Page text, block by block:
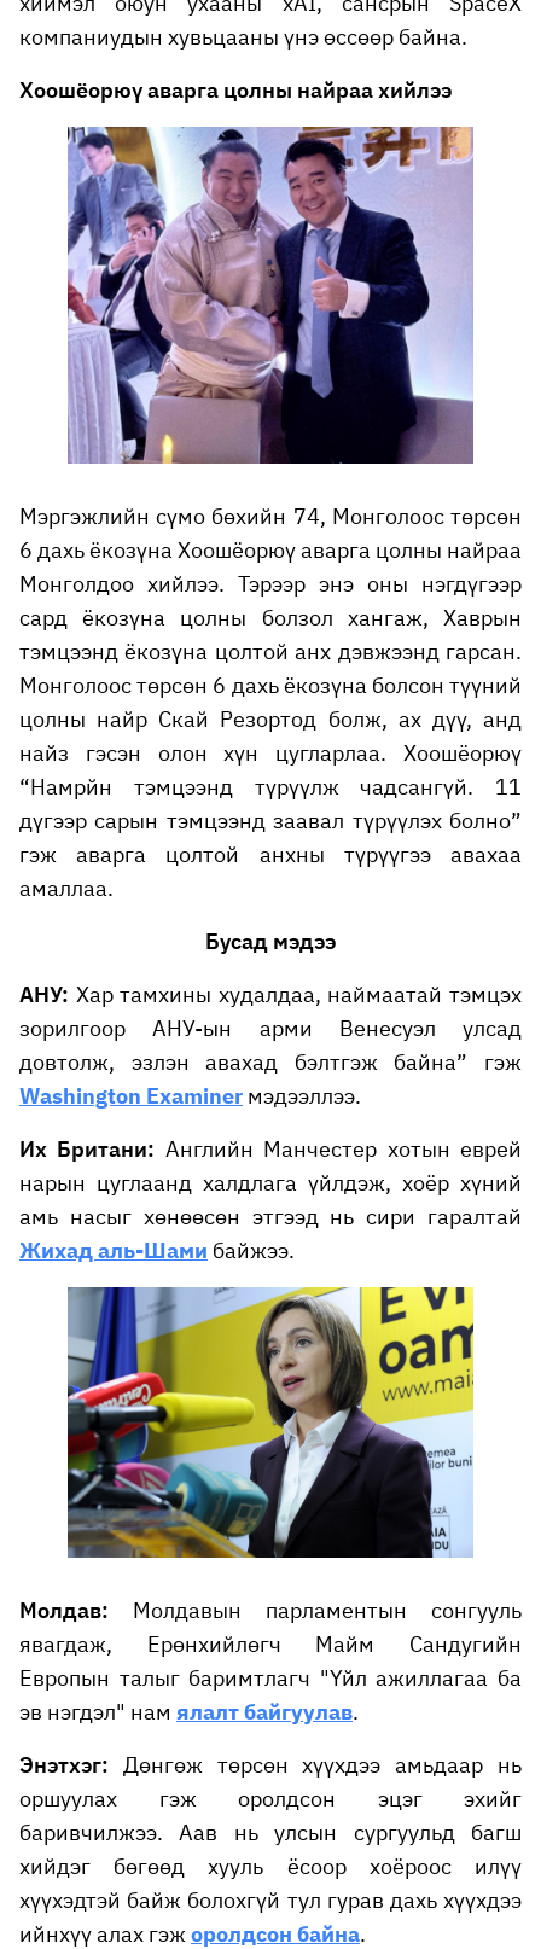
компаниудын хувьцааны үнэ өссөөр байна.
Хоошёорюү аварга цолны найраа хийлээ
Мэргэжлийн сүмо бөхийн 74, Монголоос төрсөн
6 дахь ёкозүна Хоошёорюү аварга цолны найраа
Монголдоо хийлээ. Тэрээр энэ оны нэгдүгээр
сард ёкозүна цолны болзол хангаж, Хаврын
тэмцээнд ёкозүна цолтой анх дэвжээнд гарсан.
Монголоос төрсөн 6 дахь ёкозүна болсон түүний
цолны найр Cкай Резортод болж, ах дүү, анд
найз гэсэн олон хүн цугларлаа. Хоошёорюү
“Намрйн тэмцээнд түрүүлж чадсангүй. 11
дүгээр сарын тэмцээнд заавал түрүүлэх болно”
гэж аварга цолтой анхны түрүүгээ авахаа
амаллаа.
Бусад мэдээ
АНУ: Хар тамхины худалдаа, наймаатай тэмцэх
зорилгоор АНУ-ын арми Венесуэл улсад
довтолж, эзлэн авахад бэлтгэж байна” гэж
Washington Examiner мэдээллээ.
Их Британи: Английн Манчестер хотын еврей
нарын цуглаанд халдлага үйлдэж, хоёр хүний
амь насыг хөнөөсөн этгээд нь сири гаралтай
Жихад аль-Шами байжээ.
Молдав: Молдавын парламентын сонгууль
явагдаж, Ерөнхийлөгч Майм Сандугийн
Европын талыг баримтлагч "Үйл ажиллагаа ба
эв нэгдэл" нам ялалт байгуулав.
Энэтхэг: Дөнгөж төрсөн хүүхдээ амьдаар нь
оршуулах гэж оролдсон эцэг эхийг
баривчилжээ. Аав нь улсын сургуульд багш
хийдэг бөгөөд хууль ёсоор хоёроос илүү
хүүхэдтэй байж болохгүй тул гурав дахь хүүхдээ
ийнхүү алах гэжоролдсон байна.